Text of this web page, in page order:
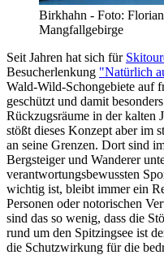
Birkhahn - Foto:
Mangfallgebirge
Seit Jahren hat sich für
Besucherlenkung "Natürlich
Wald-Wild-Schongebiete auf
geschützt und damit
Rückzugsräume in der kalten
stößt dieses Konzept aber im
an seine Grenzen. Dort sind
Bergsteiger und Wanderer
verantwortungsbewussten
wichtig ist, bleibt immer ein
Personen oder notorischen
sind das so wenig, dass die
rund um den Spitzingsee ist
die Schutzwirkung für die